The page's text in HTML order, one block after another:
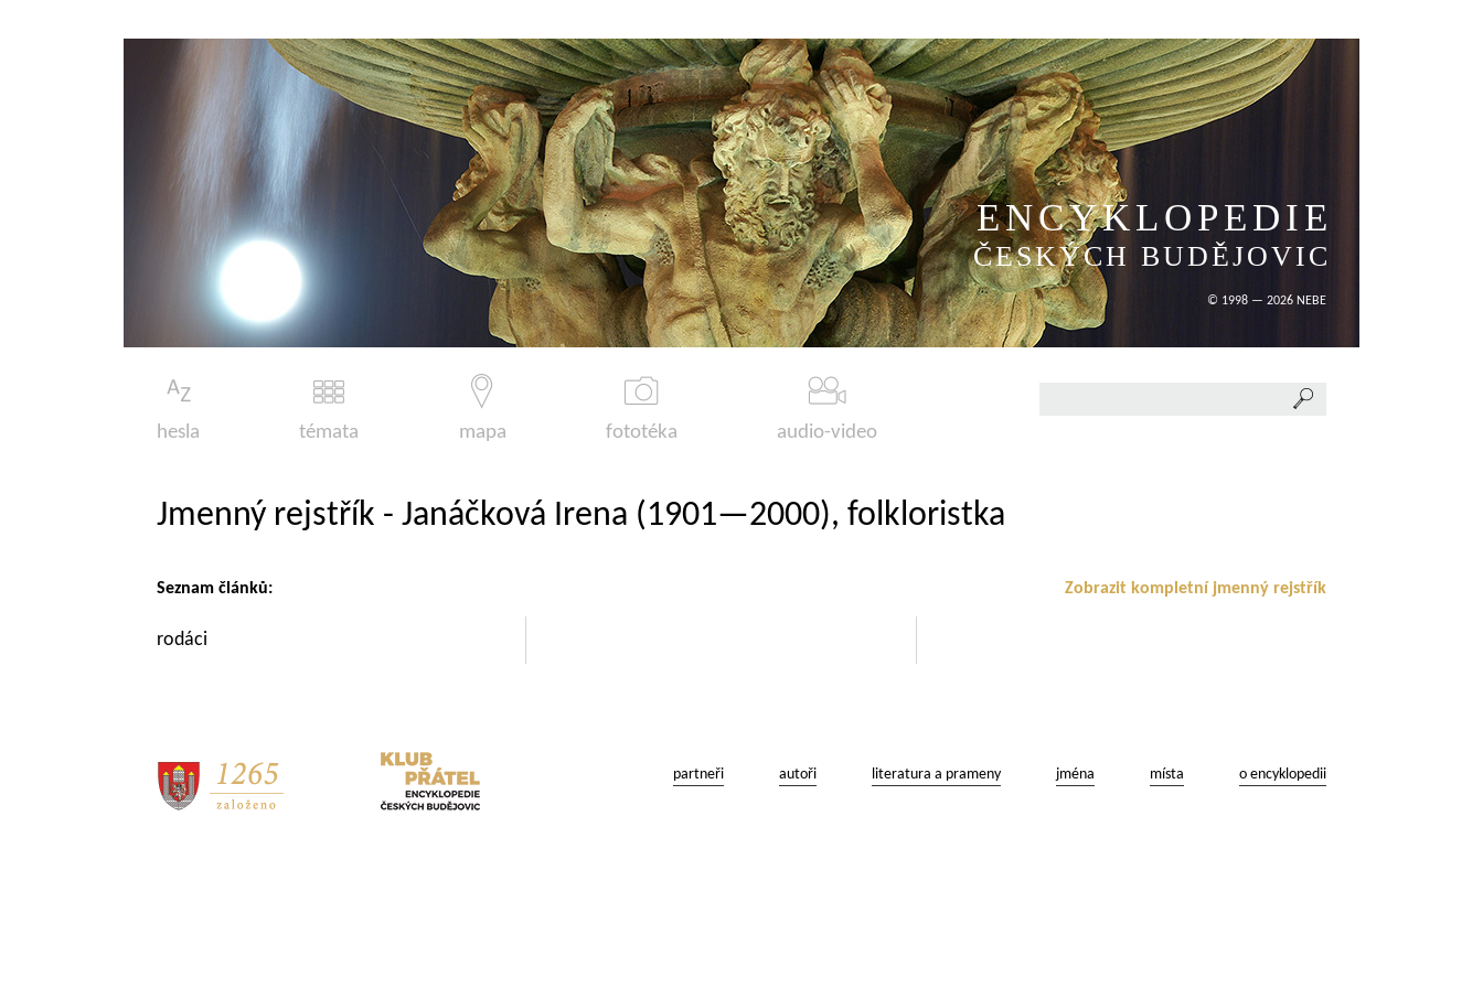
ENCYKLOPEDIE
ČESKÝCH BUDĚJOVIC
© 1998 — 2026 NEBE
hesla témata mapa fototéka audio-video
Jmenný rejstřík - Janáčková Irena (1901—2000), folkloristka
Zobrazit kompletní jmenný rejstřík
Seznam článků:
rodáci
partneři autoři literatura a prameny jména místa o encyklopedii